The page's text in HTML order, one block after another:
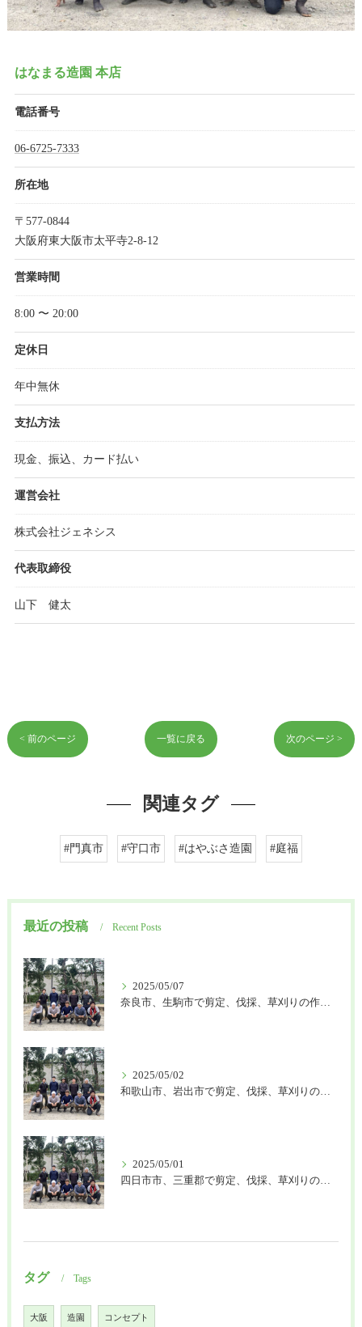
はなまる造園 本店
電話番号
06-6725-7333
所在地
〒577-0844
大阪府東大阪市太平寺2-8-12
営業時間
8:00 〜 20:00
定休日
年中無休
支払方法
現金、振込、カード払い
運営会社
株式会社ジェネシス
代表取締役
山下 健太
< 前のページ 一覧に戻る 次のページ >
関連タグ
#門真市 #守口市 #はやぶさ造園 #庭福
最近の投稿 Recent Posts
2025/05/07
奈良市、生駒市で剪定、伐採、草刈りの作業を頼むなら はなまる造園
2025/05/02
和歌山市、岩出市で剪定、伐採、草刈りの作業を頼むなら はなまる造園
2025/05/01
四日市市、三重郡で剪定、伐採、草刈りの作業を頼むなら はなまる造園
タグ Tags
大阪 造園 コンセプト